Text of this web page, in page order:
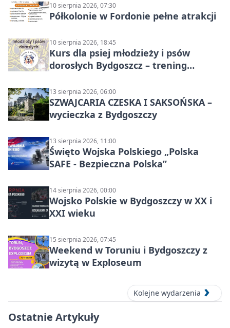
10 sierpnia 2026, 07:30
Półkolonie w Fordonie pełne atrakcji
10 sierpnia 2026, 18:45
Kurs dla psiej młodzieży i psów
dorosłych Bydgoszcz – trening
13 sierpnia 2026, 06:00
SZWAJCARIA CZESKA I SAKSOŃSKA –
wycieczka z Bydgoszczy
13 sierpnia 2026, 11:00
Święto Wojska Polskiego „Polska
SAFE - Bezpieczna Polska”
14 sierpnia 2026, 00:00
Wojsko Polskie w Bydgoszczy w XX i
XXI wieku
15 sierpnia 2026, 07:45
Weekend w Toruniu i Bydgoszczy z
wizytą w Exploseum
Kolejne wydarzenia
Ostatnie Artykuły